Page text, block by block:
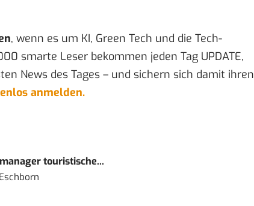
, wenn es um KI, Green Tech und die Tech-
smarte Leser bekommen jeden Tag UPDATE,
News des Tages – und sichern sich damit ihren
anmelden.
touristische...
Eschborn